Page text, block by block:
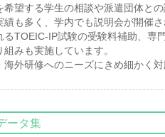
希望する学生の相談や派遣団体と
も多く、学内でも説明会が開催さ
るTOEIC-IP試験の受験料補助、専
みも実施しています。
海外研修へのニーズにきめ細かく
ータ集